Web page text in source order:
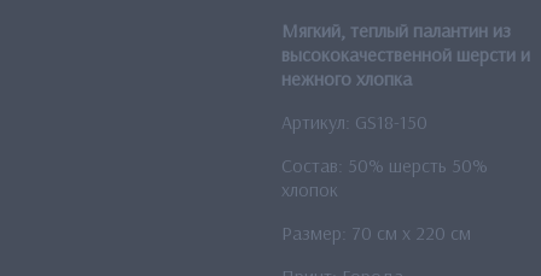
Мягкий, теплый палантин из
высококачественной шерсти и
нежного хлопка
Артикул: GS18-150
Состав: 50% шерсть 50%
хлопок
Размер: 70 см x 220 см